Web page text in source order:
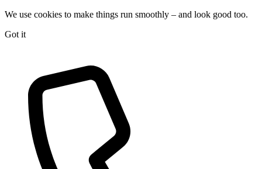
We use cookies to make things run smoothly – and look good too.
Got it